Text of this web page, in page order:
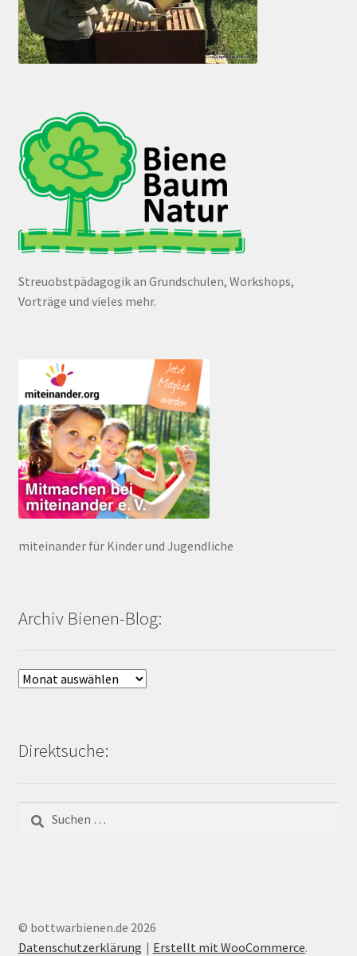
Streuobstpädagogik an Grundschulen, Workshops,
Vorträge und vieles mehr.
miteinander für Kinder und Jugendliche
Archiv Bienen-Blog:
Archiv
Direktsuche:
nach:
© bottwarbienen.de 2026
Datenschutzerklärung
Erstellt mit WooCommerce.